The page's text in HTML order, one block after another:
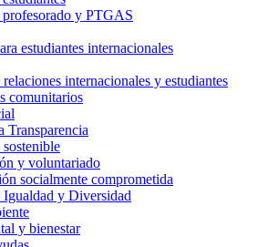
y PTGAS
estudiantes internacionales
internacionales y estudiantes
comunitarios
Transparencia
y voluntariado
socialmente comprometida
y Diversidad
y bienestar